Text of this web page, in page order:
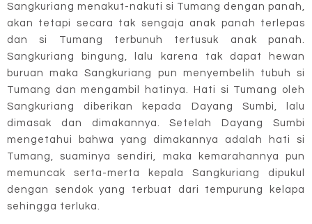
Sangkuriang menakut-nakuti si Tumang dengan panah,
akan tetapi secara tak sengaja anak panah terlepas
dan si Tumang terbunuh tertusuk anak panah.
Sangkuriang bingung, lalu karena tak dapat hewan
buruan maka Sangkuriang pun menyembelih tubuh si
Tumang dan mengambil hatinya. Hati si Tumang oleh
Sangkuriang diberikan kepada Dayang Sumbi, lalu
dimasak dan dimakannya. Setelah Dayang Sumbi
mengetahui bahwa yang dimakannya adalah hati si
Tumang, suaminya sendiri, maka kemarahannya pun
memuncak serta-merta kepala Sangkuriang dipukul
dengan sendok yang terbuat dari tempurung kelapa
sehingga terluka.